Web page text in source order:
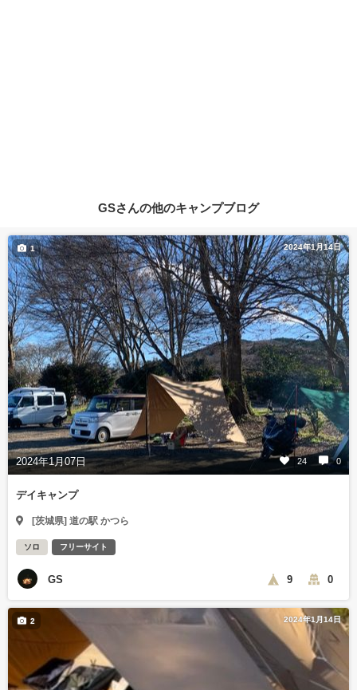
GSさんの他のキャンプブログ
2024年1月14日
2024年1月07日 24 0
1
デイキャンプ
[茨城県] 道の駅 かつら
ソロ フリーサイト
GS 9 0
2024年1月14日
2